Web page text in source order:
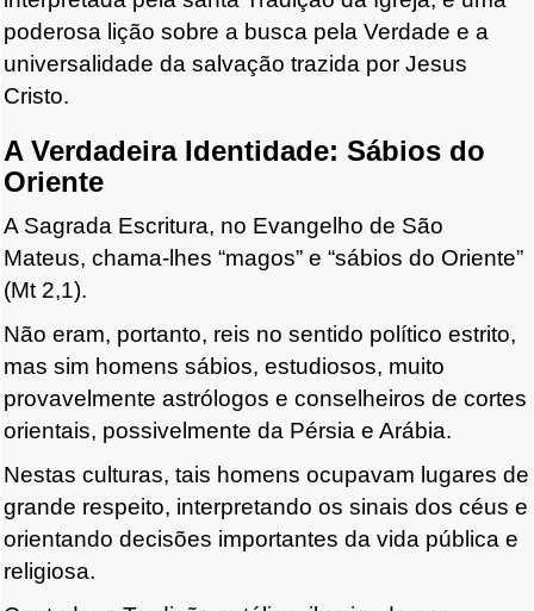
poderosa lição sobre a busca pela Verdade e a
universalidade da salvação trazida por Jesus
Cristo.
A Verdadeira Identidade: Sábios do
Oriente
A Sagrada Escritura, no Evangelho de São
Mateus, chama-lhes “magos” e “sábios do Oriente”
(Mt 2,1).
Não eram, portanto, reis no sentido político estrito,
mas sim homens sábios, estudiosos, muito
provavelmente astrólogos e conselheiros de cortes
orientais, possivelmente da Pérsia e Arábia.
Nestas culturas, tais homens ocupavam lugares de
grande respeito, interpretando os sinais dos céus e
orientando decisões importantes da vida pública e
religiosa.